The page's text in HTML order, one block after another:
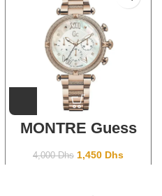
MONTRE Guess
Câblechic
4,000Dhs 1,450 Dhs